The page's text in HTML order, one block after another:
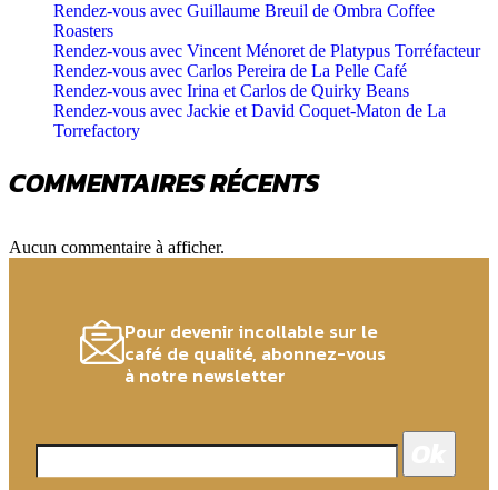
Rendez-vous avec Guillaume Breuil de Ombra Coffee
Roasters
Rendez-vous avec Vincent Ménoret de Platypus Torréfacteur
Rendez-vous avec Carlos Pereira de La Pelle Café
Rendez-vous avec Irina et Carlos de Quirky Beans
Rendez-vous avec Jackie et David Coquet-Maton de La
Torrefactory
COMMENTAIRES RÉCENTS
Aucun commentaire à afficher.
Pour devenir incollable sur le
café de qualité, abonnez-vous
à notre newsletter